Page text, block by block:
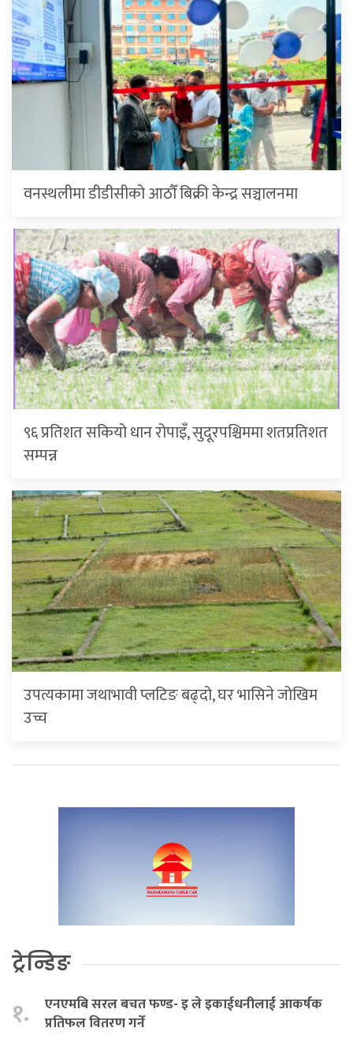
वनस्थलीमा डीडीसीको आठौँ बिक्री केन्द्र सञ्चालनमा
९६ प्रतिशत सकियो धान रोपाइँ, सुदूरपश्चिममा शतप्रतिशत
सम्पन्न
उपत्यकामा जथाभावी प्लटिङ बढ्दो, घर भासिने जोखिम
उच्च
ट्रेन्डिङ
१.
एनएमबि सरल बचत फण्ड- इ ले इकाईधनीलाई आकर्षक
प्रतिफल वितरण गर्ने